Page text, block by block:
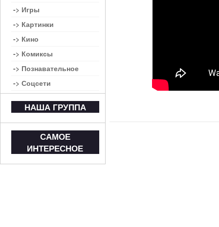
-> Игры
-> Картинки
-> Кино
-> Комиксы
-> Познавательное
-> Соцсети
НАША ГРУППА
САМОЕ
ИНТЕРЕСНОЕ